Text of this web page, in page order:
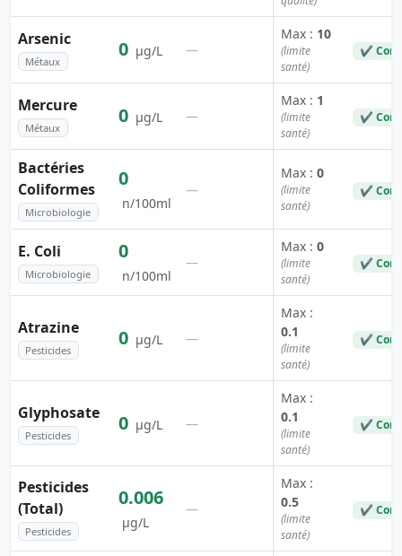
Arsenic
Métaux
0 µg/L —
Max : 10
(limite
santé)
✔
Mercure
Métaux
0 µg/L —
Max : 1
(limite
santé)
✔
Bactéries
Coliformes
Microbiologie
0
n/100ml
—
Max : 0
(limite
santé)
✔
E. Coli
Microbiologie
0
n/100ml
—
Max : 0
(limite
santé)
✔
Atrazine
Pesticides
0 µg/L —
Max :
0.1
(limite
santé)
✔
Glyphosate
Pesticides
0 µg/L —
Max :
0.1
(limite
santé)
✔
Pesticides
(Total)
Pesticides
0.006
µg/L
—
Max :
0.5
(limite
santé)
✔